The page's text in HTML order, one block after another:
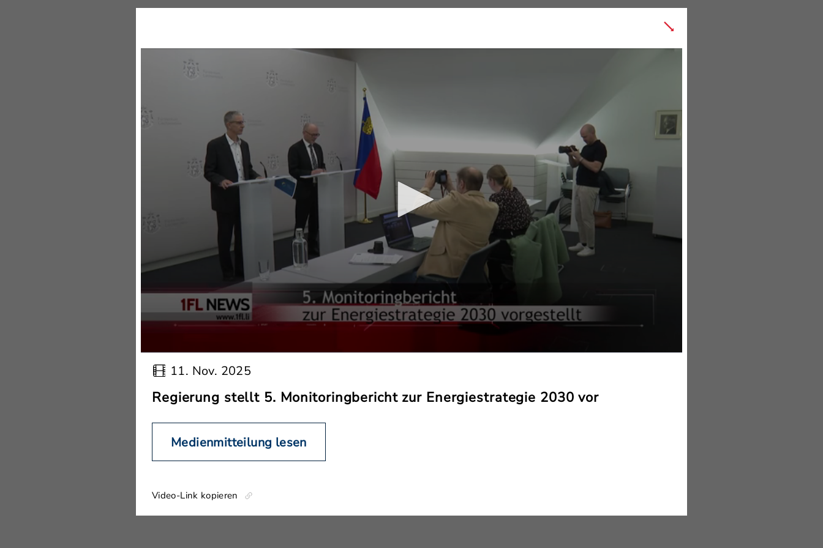
11. Nov. 2025
Regierung stellt 5. Monitoringbericht zur Energiestrategie 2030 vor
Medienmitteilung lesen
Video-Link kopieren